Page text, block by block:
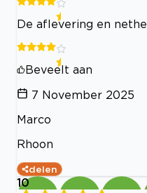
De aflevering en
Beveelt aan
7 November 2025
Marco
Rhoon
delen
10